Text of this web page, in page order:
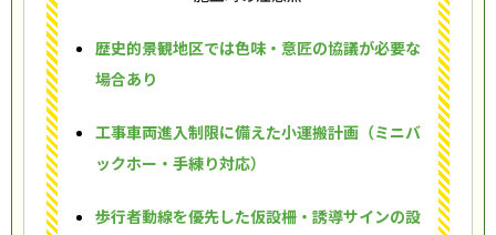
歴史的景観地区では色味・意匠の協議が必要な
場合あり
工事車両進入制限に備えた小運搬計画（ミニバ
ックホー・手練り対応）
歩行者動線を優先した仮設柵・誘導サインの設